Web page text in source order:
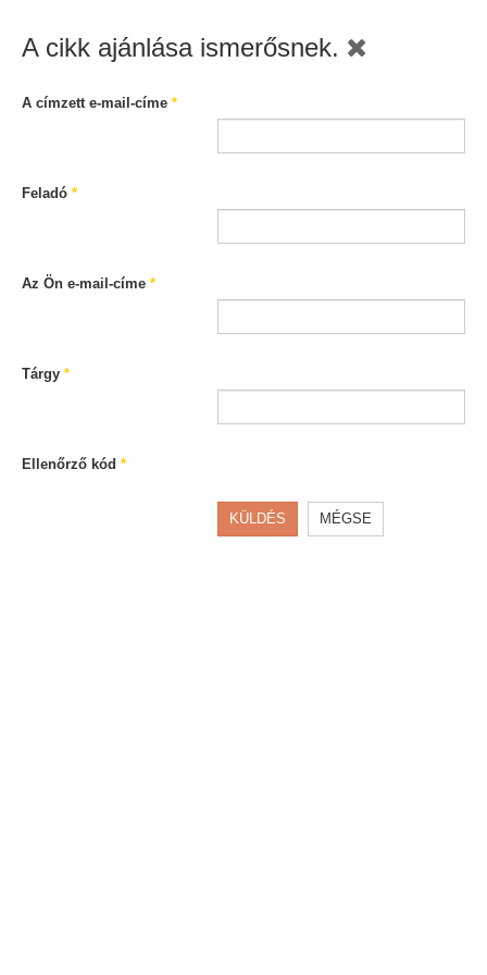
A cikk ajánlása ismerősnek.
A címzett e-mail-címe *
Feladó *
Az Ön e-mail-címe *
Tárgy *
Ellenőrző kód *
KÜLDÉS MÉGSE